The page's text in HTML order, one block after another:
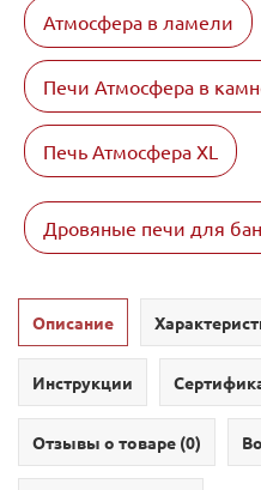
Атмосфера в ламели
Печи Атмосфера в
Печь Атмосфера XL
Дровяные печи для
Описание
Инструкции
Отзывы о товаре (0)